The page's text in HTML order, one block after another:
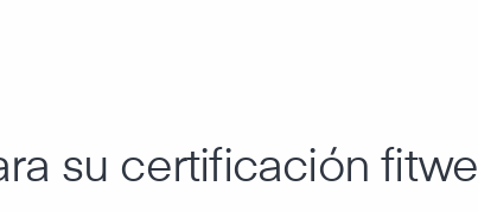
su certificación fitwel